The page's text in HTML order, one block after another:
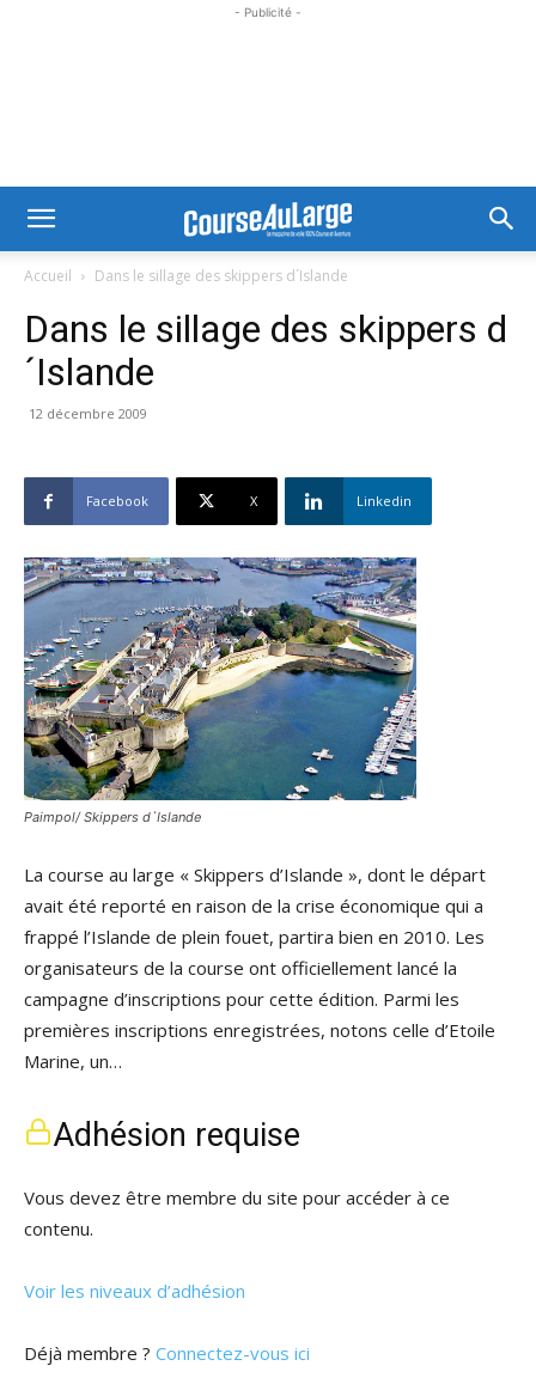
- Publicité -
Accueil Dans le sillage des skippers d´Islande
Dans le sillage des skippers d
´Islande
12 décembre 2009
Facebook X Linkedin
Paimpol/ Skippers d`Islande
La course au large « Skippers d’Islande », dont le départ
avait été reporté en raison de la crise économique qui a
frappé l’Islande de plein fouet, partira bien en 2010. Les
organisateurs de la course ont officiellement lancé la
campagne d’inscriptions pour cette édition. Parmi les
premières inscriptions enregistrées, notons celle d’Etoile
Marine, un…
Adhésion requise
Vous devez être membre du site pour accéder à ce
contenu.
Voir les niveaux d’adhésion
Déjà membre ? Connectez-vous ici